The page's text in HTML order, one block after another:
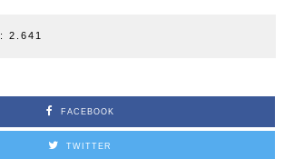
2.641
FACEBOOK
TWITTER